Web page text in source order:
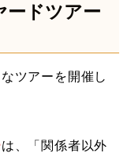
ードツアー
ツアーを開催し
は、「関係者以外